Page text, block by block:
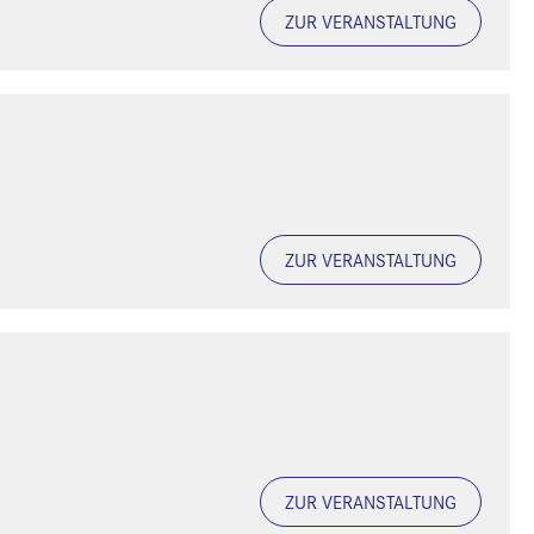
ZUR VERANSTALTUNG
ZUR VERANSTALTUNG
ZUR VERANSTALTUNG